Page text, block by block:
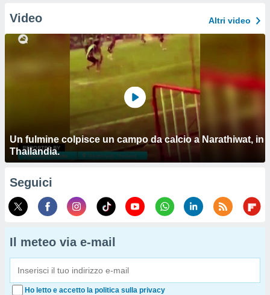
Video Altri video
Un fulmine colpisce un campo da calcio a Narathiwat, in
Thailandia.
Seguici
Il meteo via e-mail
Ho letto e accetto la politica sulla privacy